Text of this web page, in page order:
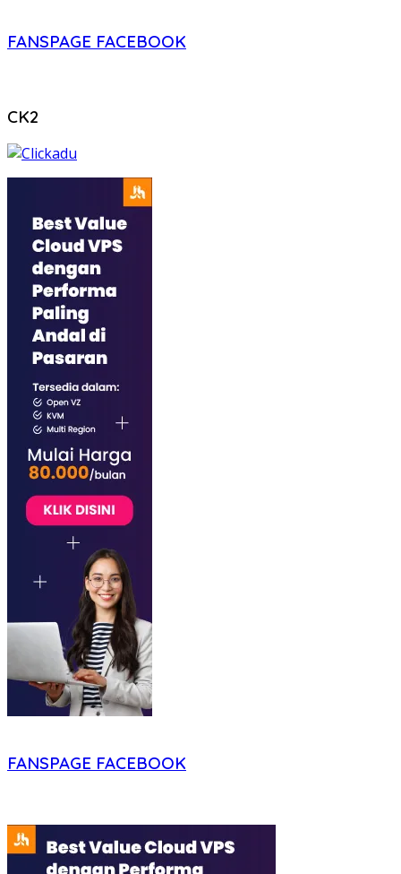
FANSPAGE FACEBOOK
CK2
FANSPAGE FACEBOOK